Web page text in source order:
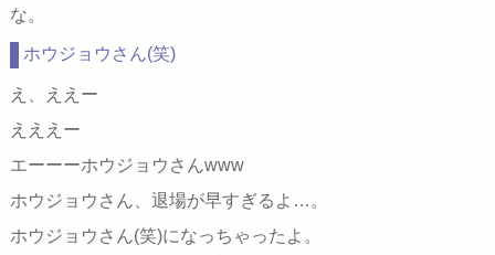
な。
ホウジョウさん(笑)
え、ええー
えええー
エーーーホウジョウさんwww
ホウジョウさん、退場が早すぎるよ…。
ホウジョウさん(笑)になっちゃったよ。